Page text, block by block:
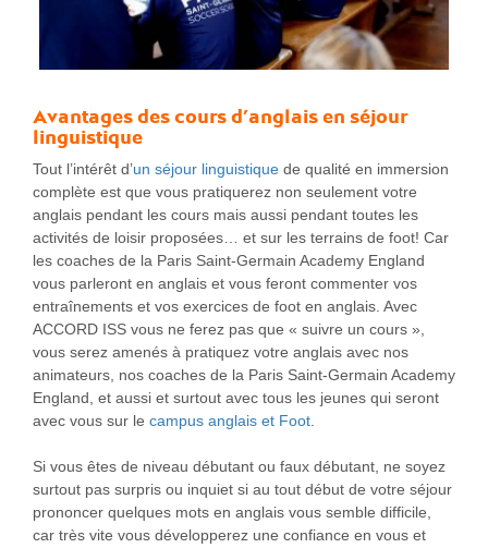
Avantages descours d’anglais en séjour
linguistique
Tout l’intérêt d’un séjour linguistique de qualité en immersion
complète est que vous pratiquerez non seulement votre
anglais pendant les cours mais aussi pendant toutes les
activités de loisir proposées… et sur les terrains de foot! Car
les coaches de la Paris Saint-Germain Academy England
vous parleront en anglais et vous feront commenter vos
entraînements et vos exercices de foot en anglais. Avec
ACCORD ISS vous ne ferez pas que « suivre un cours »,
vous serez amenés à pratiquez votre anglais avec nos
animateurs, nos coaches de la Paris Saint-Germain Academy
England, et aussi et surtout avec tous les jeunes qui seront
avec vous sur le campus anglais et Foot.
Si vous êtes de niveau débutant ou faux débutant, ne soyez
surtout pas surpris ou inquiet si au tout début de votre séjour
prononcer quelques mots en anglais vous semble difficile,
car très vite vous développerez une confiance en vous et